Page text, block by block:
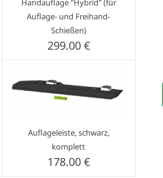
Handauflage "Hybrid" (für
Auflage- und Freihand-
Schießen)
299.00 €
Auflageleiste, schwarz,
komplett
178.00 €